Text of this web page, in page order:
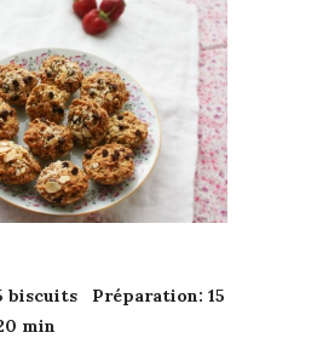
biscuits Préparation: 15
min